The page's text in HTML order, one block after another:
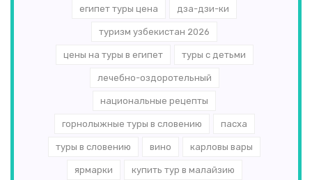
египет туры цена дза-дзи-ки
туризм узбекистан 2026
цены на туры в египет туры с детьми
лечебно-оздоротельный
национальные рецепты
горнолыжные туры в словению пасха
туры в словению вино карловы вары
ярмарки купить тур в малайзию